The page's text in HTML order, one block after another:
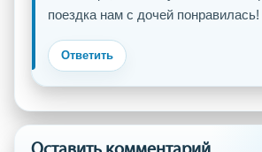
поездка нам с дочей понравилась!
Ответить